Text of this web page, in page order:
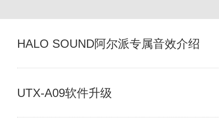
HALO SOUND阿尔派专属音效介绍
UTX-A09软件升级